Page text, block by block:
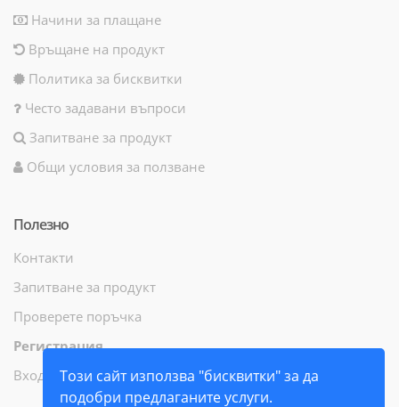
Този сайт използва "бисквитки" за да
подобри предлаганите услуги.
Начини за плащане
Връщане на продукт
Политика за бисквитки
Често задавани въпроси
Запитване за продукт
Общи условия за ползване
Полезно
Контакти
Запитване за продукт
Проверете поръчка
Регистрация
Вход